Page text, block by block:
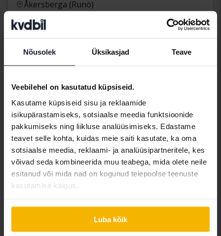
Nõusolek Üksikasjad Teave
Veebilehel on kasutatud küpsiseid.
Kasutame küpsiseid sisu ja reklaamide
isikupärastamiseks, sotsiaalse meedia funktsioonide
pakkumiseks ning liikluse analüüsimiseks. Edastame
teavet selle kohta, kuidas meie saiti kasutate, ka oma
sotsiaalse meedia, reklaami- ja analüüsipartneritele, kes
võivad seda kombineerida muu teabega, mida olete neile
esitanud või mida nad on kogunud teiepoolse teenuste
kasutamise käigus.
Luba kõik
Åkersberga (Runö)
Alghind: Tulevad varsti
Meie hindamine on teel
Tulevad varsti
Skoda Octavia
III 1.4 G-TEC Combi